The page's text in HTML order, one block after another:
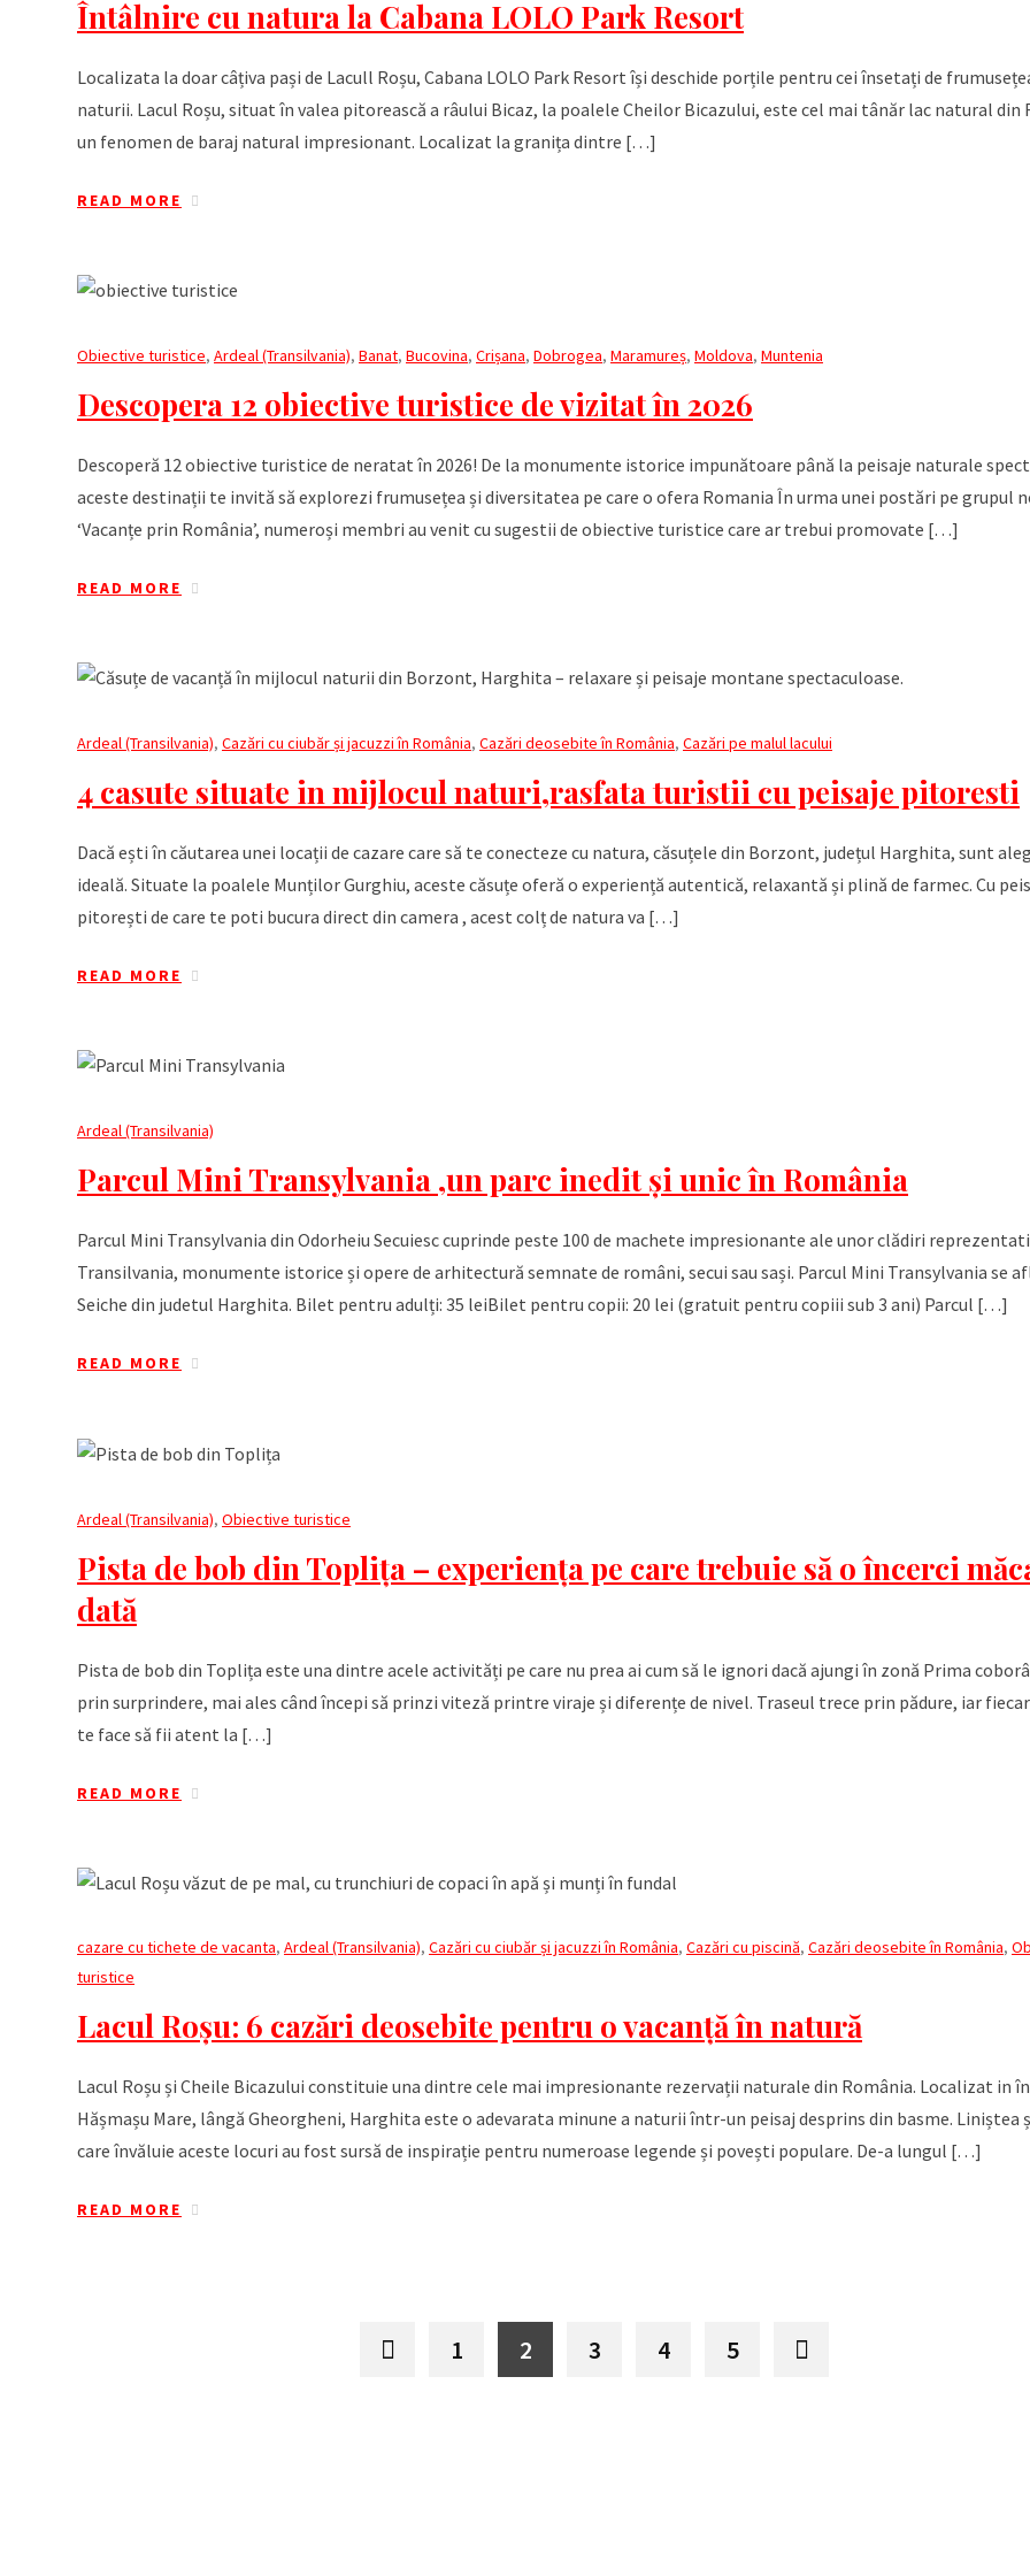
Întâlnire cu natura la Cabana LOLO Park Resort
Localizata la doar câțiva pași de Lacull Roșu, Cabana LOLO Park Resort își deschide porțile pentru cei însetați de
naturii. Lacul Roșu, situat în valea pitorească a râului Bicaz, la poalele Cheilor Bicazului, este cel mai tânăr lac natural din
un fenomen de baraj natural impresionant. Localizat la granița dintre […]
READ MORE
Obiective turistice, Ardeal (Transilvania), Banat, Bucovina, Crișana, Dobrogea, Maramureș, Moldova, Muntenia
Descopera 12 obiective turistice de vizitat în 2026
Descoperă 12 obiective turistice de neratat în 2026! De la monumente istorice impunătoare până la peisaje naturale
aceste destinații te invită să explorezi frumusețea și diversitatea pe care o ofera Romania În urma unei postări pe grupul
‘Vacanțe prin România’, numeroși membri au venit cu sugestii de obiective turistice care ar trebui promovate […]
READ MORE
Ardeal (Transilvania), Cazări cu ciubăr și jacuzzi în România, Cazări deosebite în România, Cazări pe malul lacului
4 casute situate in mijlocul naturi,rasfata turistii cu peisaje pitoresti
Dacă ești în căutarea unei locații de cazare care să te conecteze cu natura, căsuțele din Borzont, județul Harghita, sunt
ideală. Situate la poalele Munților Gurghiu, aceste căsuțe oferă o experiență autentică, relaxantă și plină de farmec. Cu
pitorești de care te poti bucura direct din camera , acest colț de natura va […]
READ MORE
Ardeal (Transilvania)
Parcul Mini Transylvania ,un parc inedit și unic în România
Parcul Mini Transylvania din Odorheiu Secuiesc cuprinde peste 100 de machete impresionante ale unor clădiri
Transilvania, monumente istorice și opere de arhitectură semnate de români, secui sau sași. Parcul Mini Transylvania se
Seiche din judetul Harghita. Bilet pentru adulți: 35 leiBilet pentru copii: 20 lei (gratuit pentru copiii sub 3 ani) Parcul […]
READ MORE
Ardeal (Transilvania), Obiective turistice
Pista de bob din Toplița – experiența pe care trebuie să o încerci
dată
Pista de bob din Toplița este una dintre acele activități pe care nu prea ai cum să le ignori dacă ajungi în zonă Prima
prin surprindere, mai ales când începi să prinzi viteză printre viraje și diferențe de nivel. Traseul trece prin pădure, iar
te face să fii atent la […]
READ MORE
cazare cu tichete de vacanta, Ardeal (Transilvania), Cazări cu ciubăr și jacuzzi în România, Cazări cu piscină, Cazări deosebite în România,
turistice
Lacul Roșu: 6 cazări deosebite pentru o vacanță în natură
Lacul Roșu și Cheile Bicazului constituie una dintre cele mai impresionante rezervații naturale din România. Localizat in
Hășmașu Mare, lângă Gheorgheni, Harghita este o adevarata minune a naturii într-un peisaj desprins din basme. Liniștea
care învăluie aceste locuri au fost sursă de inspirație pentru numeroase legende și povești populare. De-a lungul […]
READ MORE
1 2 3 4 5